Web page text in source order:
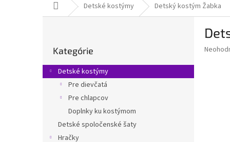
DomovDetské kostýmy Detský kostým Žabka
ý
p
kategórie
Kategórie
Detské kostýmy
Pre dievčatá
Pre chlapcov
Doplnky ku kostýmom
Detské spoločenské šaty
Hračky